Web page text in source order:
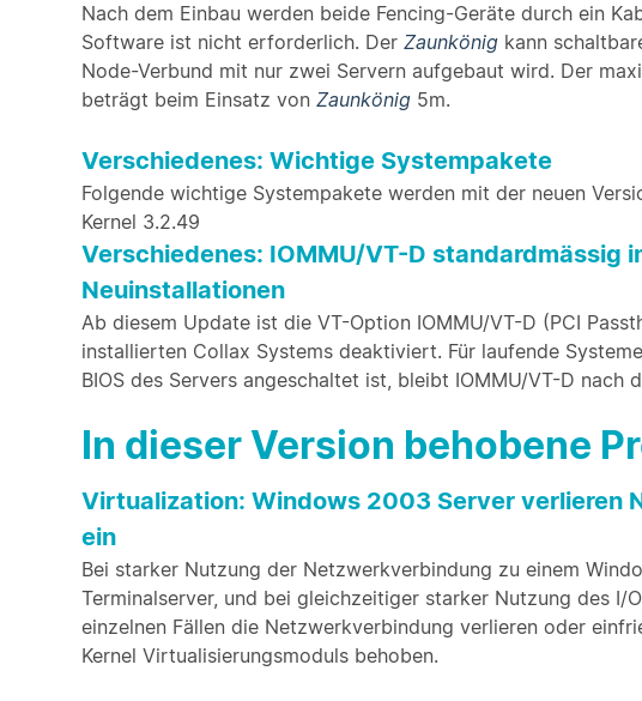
Nach dem Einbau werden beide Fencing-Geräte durch ein
Software ist nicht erforderlich. Der Zaunkönig kann
Node-Verbund mit nur zwei Servern aufgebaut wird. Der
beträgt beim Einsatz von Zaunkönig 5m.
Verschiedenes: Wichtige Systempakete
Folgende wichtige Systempakete werden mit der neuen
Kernel 3.2.49
Verschiedenes: IOMMU/VT-D standardmässig
Neuinstallationen
Ab diesem Update ist die VT-Option IOMMU/VT-D (PCI
installierten Collax Systems deaktiviert. Für laufende
BIOS des Servers angeschaltet ist, bleibt IOMMU/VT-D
In dieser Version behobene
Virtualization: Windows 2003 Server verlieren
ein
Bei starker Nutzung der Netzwerkverbindung zu einem
Terminalserver, und bei gleichzeitiger starker Nutzung des I/
einzelnen Fällen die Netzwerkverbindung verlieren oder
Kernel Virtualisierungsmoduls behoben.